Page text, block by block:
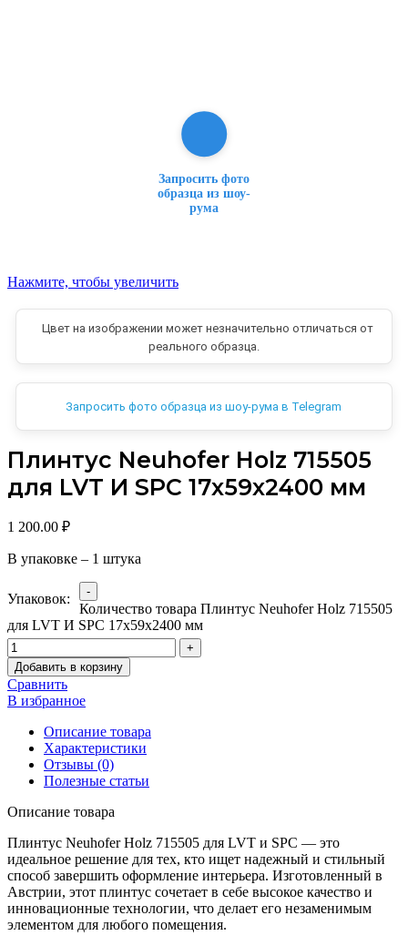
Запросить фото
образца из шоу-
рума
Нажмите, чтобы увеличить
Цвет на изображении может незначительно отличаться от
реального образца.
Запросить фото образца из шоу-рума в Telegram
Плинтус Neuhofer Holz 715505
для LVT И SPC 17x59x2400 мм
1 200.00 ₽
В упаковке – 1 штука
Упаковок:
Количество товара Плинтус Neuhofer Holz 715505
для LVT И SPC 17x59x2400 мм
Добавить в корзину
Сравнить
В избранное
Описание товара
Характеристики
Отзывы (0)
Полезные статьи
Описание товара
Плинтус Neuhofer Holz 715505 для LVT и SPC — это
идеальное решение для тех, кто ищет надежный и стильный
способ завершить оформление интерьера. Изготовленный в
Австрии, этот плинтус сочетает в себе высокое качество и
инновационные технологии, что делает его незаменимым
элементом для любого помещения.